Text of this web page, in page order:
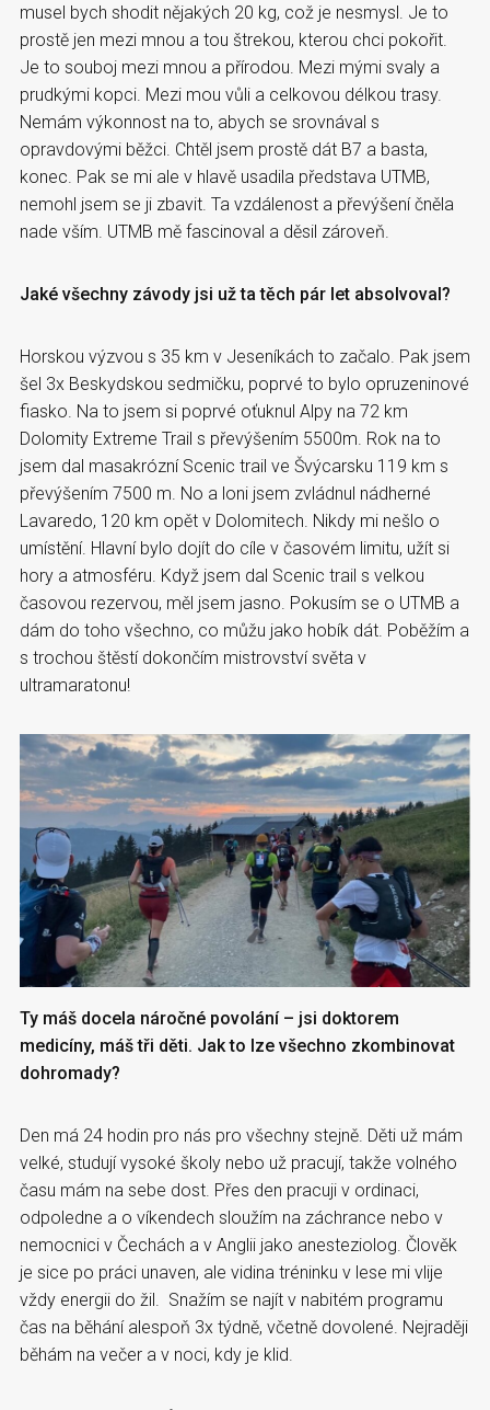
musel bych shodit nějakých 20 kg, což je nesmysl. Je to
prostě jen mezi mnou a tou štrekou, kterou chci pokořit.
Je to souboj mezi mnou a přírodou. Mezi mými svaly a
prudkými kopci. Mezi mou vůli a celkovou délkou trasy.
Nemám výkonnost na to, abych se srovnával s
opravdovými běžci. Chtěl jsem prostě dát B7 a basta,
konec. Pak se mi ale v hlavě usadila představa UTMB,
nemohl jsem se ji zbavit. Ta vzdálenost a převýšení čněla
nade vším. UTMB mě fascinoval a děsil zároveň.
Jaké všechny závody jsi už ta těch pár let absolvoval?
Horskou výzvou s 35 km v Jeseníkách to začalo. Pak jsem
šel 3x Beskydskou sedmičku, poprvé to bylo opruzeninové
fiasko. Na to jsem si poprvé oťuknul Alpy na 72 km
Dolomity Extreme Trail s převýšením 5500m. Rok na to
jsem dal masakrózní Scenic trail ve Švýcarsku 119 km s
převýšením 7500 m. No a loni jsem zvládnul nádherné
Lavaredo, 120 km opět v Dolomitech. Nikdy mi nešlo o
umístění. Hlavní bylo dojít do cíle v časovém limitu, užít si
hory a atmosféru. Když jsem dal Scenic trail s velkou
časovou rezervou, měl jsem jasno. Pokusím se o UTMB a
dám do toho všechno, co můžu jako hobík dát. Poběžím a
s trochou štěstí dokončím mistrovství světa v
ultramaratonu!
Ty máš docela náročné povolání – jsi doktorem
medicíny, máš tři děti. Jak to lze všechno zkombinovat
dohromady?
Den má 24 hodin pro nás pro všechny stejně. Děti už mám
velké, studují vysoké školy nebo už pracují, takže volného
času mám na sebe dost. Přes den pracuji v ordinaci,
odpoledne a o víkendech sloužím na záchrance nebo v
nemocnici v Čechách a v Anglii jako anesteziolog. Člověk
je sice po práci unaven, ale vidina tréninku v lese mi vlije
vždy energii do žil. Snažím se najít v nabitém programu
čas na běhání alespoň 3x týdně, včetně dovolené. Nejraději
běhám na večer a v noci, kdy je klid.